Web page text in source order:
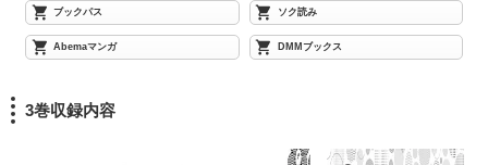
ブックパス ソク読み
Abemaマンガ DMMブックス
3巻収録内容